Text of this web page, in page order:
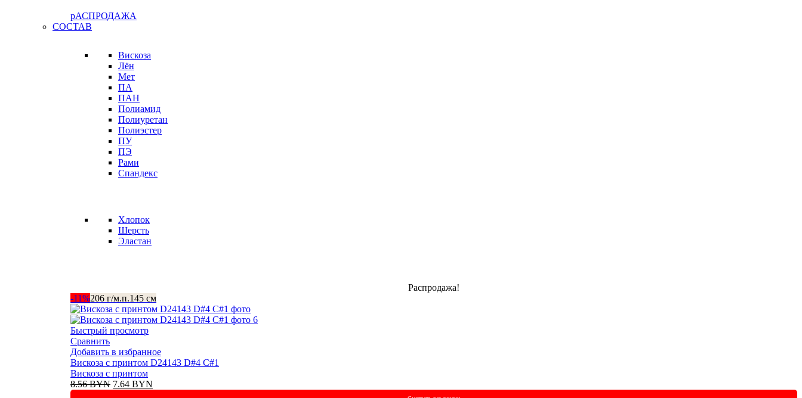
рАСПРОДАЖА
СОСТАВ
Вискоза
Лён
Мет
ПА
ПАН
Полиамид
Полиуретан
Полиэстер
ПУ
ПЭ
Рами
Спандекс
Хлопок
Шерсть
Эластан
Распродажа!
-11%206 г/м.п.145 см
Быстрый просмотр
Сравнить
Добавить в избранное
Вискоза с принтом D24143 D#4 C#1
Вискоза с принтом
8.56BYN Первоначальная
7.64 BYN